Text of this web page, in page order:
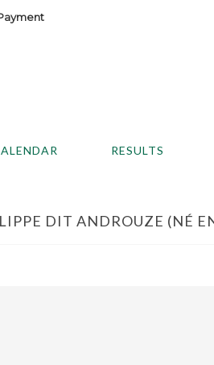
RESULTS
DIT ANDROUZE (NÉ